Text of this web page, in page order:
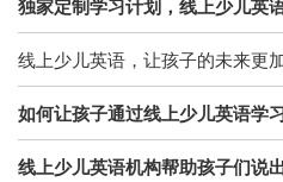
独家定制学习计划，线上少儿英
线上少儿英语，让孩子的未来更
如何让孩子通过线上少儿英语学
线上少儿英语机构帮助孩子们说